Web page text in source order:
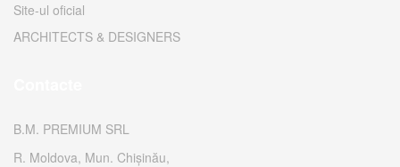
Site-ul oficial
ARCHITECTS & DESIGNERS
B.M. PREMIUM SRL
R. Moldova, Mun. Chișinău,